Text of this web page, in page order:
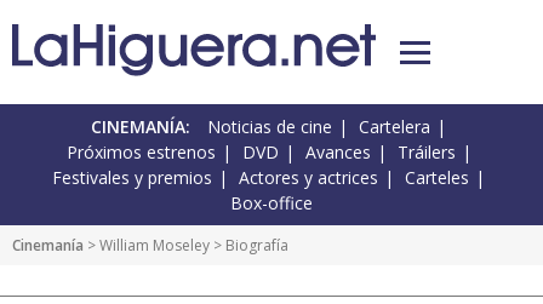
CINEMANÍA: Noticias de cine
Cartelera
Próximos estrenos
DVD Avances
Tráilers
Festivales y premios
Actores y actrices
Carteles
Box-office
Cinemanía >William Moseley > Biografía